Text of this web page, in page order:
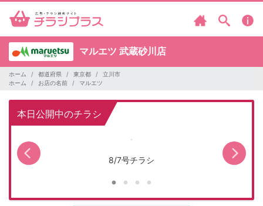
マルエツ 武蔵砂川店
ホーム 都道府県 東京都
立川市
ホーム
お店の名前 マルエツ
本日公開中のチラシ
8/7号チラシ